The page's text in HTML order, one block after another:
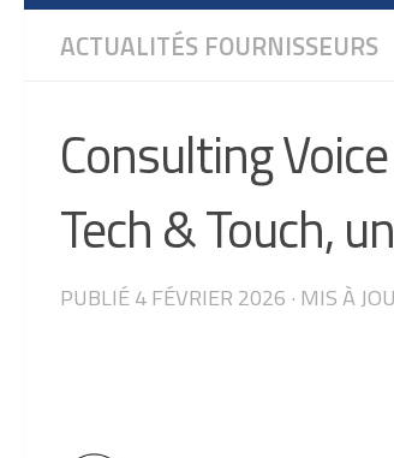
ACTUALITÉS FOURNISSEURS
Consulting
Tech & Touch,
PUBLIÉ4 FÉVRIER 2026 · MIS À